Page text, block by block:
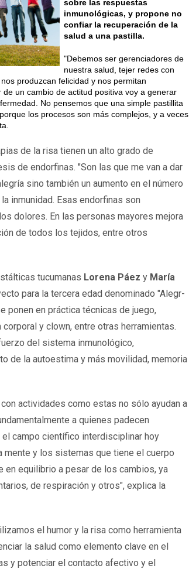
sobre las respuestas
inmunológicas, y propone no
confiar la recuperación de la
salud a una pastilla.
"Debemos ser gerenciadores de
nuestra salud, tejer redes con
produzcan felicidad y nos permitan
un cambio de actitud positiva voy a generar
No pensemos que una simple pastillita
los procesos son más complejos, y a veces
de la risa tienen un alto grado de
de endorfinas. "Son las que me van a dar
sino también un aumento en el número
inmunidad. Esas endorfinas son
dolores. En las personas mayores mejora
de todos los tejidos, entre otros
tucumanas Lorena Páez y María
para la tercera edad denominado "Alegr-
ponen en práctica técnicas de juego,
y clown, entre otras herramientas.
del sistema inmunológico,
de la autoestima y más movilidad, memoria
actividades como estas no sólo ayudan a
a quienes padecen
campo científico interdisciplinar hoy
mente y los sistemas que tiene el cuerpo
en equilibrio a pesar de los cambios, ya
de respiración y otros", explica la
el humor y la risa como herramienta
la salud como elemento clave en el
y potenciar el contacto afectivo y el